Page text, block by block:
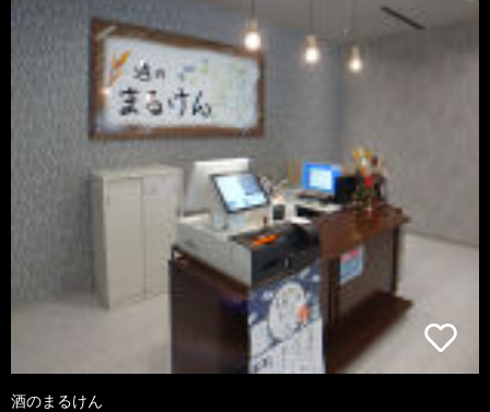
酒のまるけん